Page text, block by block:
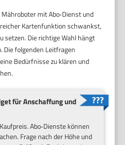
mit Abo‑Dienst und
Kartenfunktion schwankst,
setzen. Die richtige Wahl hängt
Die folgenden Leitfragen
Bedürfnisse zu klären und
für Anschaffung und
Abo‑Dienste können
Frage nach der Höhe und